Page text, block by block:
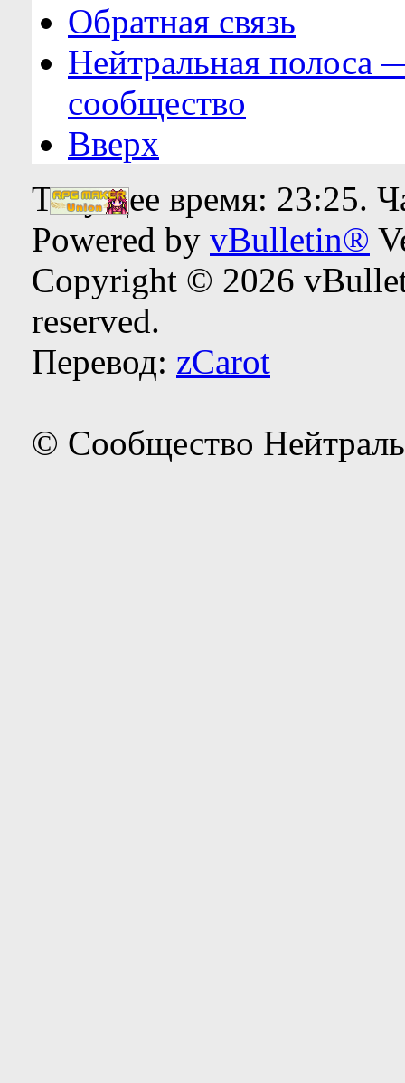
Обратная связь
Нейтральная полоса
сообщество
Вверх
Текущее время: 23:25.
Powered by vBulletin®
Copyright © 2026
reserved.
Перевод: zCarot
© Сообщество